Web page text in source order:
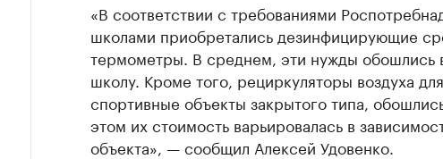
«В соответствии с требованиями
школами приобретались дезинфицирующие
термометры. В среднем, эти нужды обошлись
школу. Кроме того, рециркуляторы воздуха
спортивные объекты закрытого типа,
этом их стоимость варьировалась в
объекта», — сообщил Алексей Удовенко.